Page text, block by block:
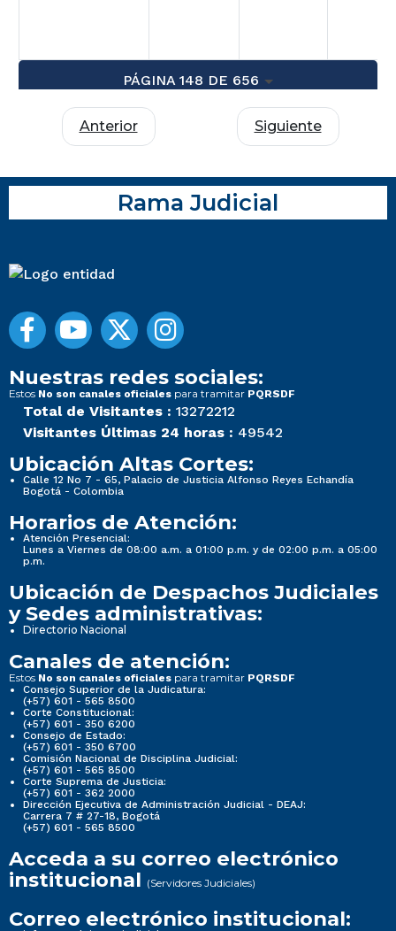
PÁGINA 148 DE 656
Anterior Siguiente
Rama Judicial
Nuestras redes sociales:
Estos No son canales oficiales para tramitar PQRSDF
Total de Visitantes : 13272212
Visitantes Últimas 24 horas : 49542
Ubicación Altas Cortes:
Calle 12 No 7 - 65, Palacio de Justicia Alfonso Reyes Echandía
Bogotá - Colombia
Horarios de Atención:
Atención Presencial:
Lunes a Viernes de 08:00 a.m. a 01:00 p.m. y de 02:00 p.m. a 05:00
p.m.
Ubicación de Despachos Judiciales
y Sedes administrativas:
Directorio Nacional
Canales de atención:
Estos No son canales oficiales para tramitar PQRSDF
Consejo Superior de la Judicatura:
(+57) 601 - 565 8500
Corte Constitucional:
(+57) 601 - 350 6200
Consejo de Estado:
(+57) 601 - 350 6700
Comisión Nacional de Disciplina Judicial:
(+57) 601 - 565 8500
Corte Suprema de Justicia:
(+57) 601 - 362 2000
Dirección Ejecutiva de Administración Judicial - DEAJ:
Carrera 7 # 27-18, Bogotá
(+57) 601 - 565 8500
Acceda a su correo electrónico
institucional (Servidores Judiciales)
Correo electrónico institucional: